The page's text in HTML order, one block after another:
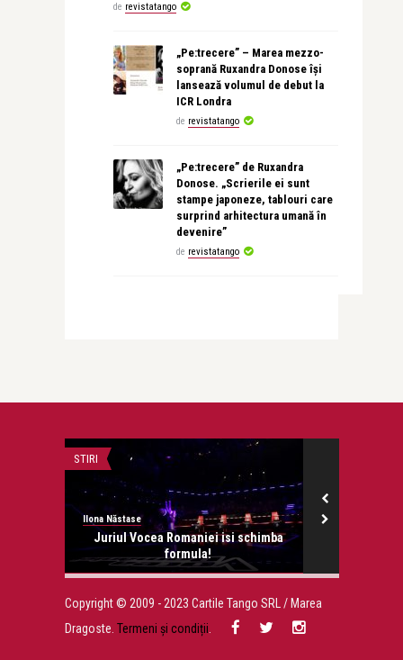
de revistatango
„Pe:trecere” – Marea mezzo-
soprană Ruxandra Donose își
lansează volumul de debut la
ICR Londra
de revistatango
„Pe:trecere” de Ruxandra
Donose. „Scrierile ei sunt
stampe japoneze, tablouri care
surprind arhitectura umană în
devenire”
de revistatango
Juriul Vocea Romaniei isi schimba
formula!
revistatango
Barbie, filmul anului
premiera pe marile
Copyright © 2009 - 2023 Cartile Tango SRL / Marea
Dragoste. Termeni și condiții